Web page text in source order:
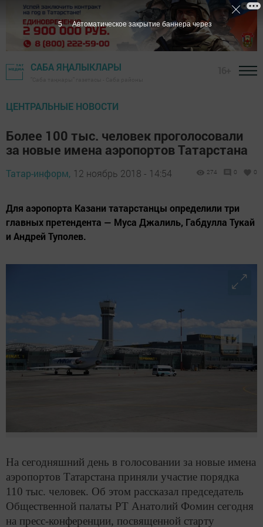
САБА ЯҢАЛЫКЛАРЫ
ЦЕНТРАЛЬНЫЕ НОВОСТИ
Более 100 тыс. человек проголосовали
за новые имена аэропортов Татарстана
Татар-информ, 12 ноябрь 2018 - 14:54 274 0 0
Для аэропорта Казани татарстанцы определили три
главных претендента — Муса Джалиль, Габдулла Тукай
и Андрей Туполев.
На сегодняшний день в голосовании за новые имена
аэропортов Татарстана приняли участие порядка
110 тыс. человек. Об этом рассказал председатель
Общественной палаты РТ Анатолий Фомин сегодня
на пресс-конференции, посвященной старту
3 Автоматическое закрытие баннера через